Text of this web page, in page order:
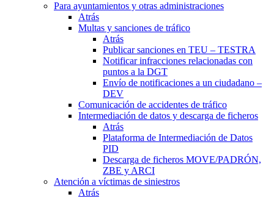
Para ayuntamientos y otras administraciones
Atrás
Multas y sanciones de tráfico
Atrás
Publicar sanciones en TEU – TESTRA
Notificar infracciones relacionadas con
puntos a la DGT
Envío de notificaciones a un ciudadano –
DEV
Comunicación de accidentes de tráfico
Intermediación de datos y descarga de ficheros
Atrás
Plataforma de Intermediación de Datos
PID
Descarga de ficheros MOVE/PADRÓN,
ZBE y ARCI
Atención a víctimas de siniestros
Atrás